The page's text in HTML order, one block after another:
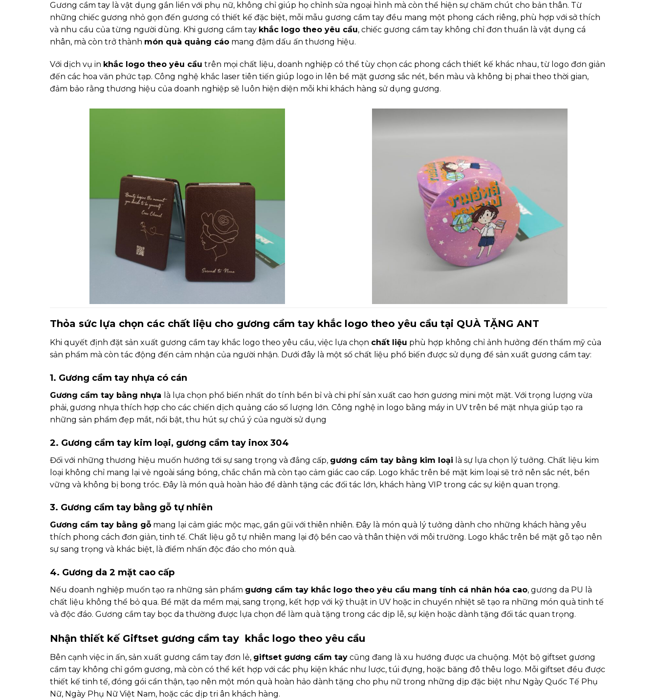
Gương cầm tay là vật dụng gắn liền với phụ nữ, không chỉ giúp họ chỉnh sửa ngoại hình mà còn thể hiện sự chăm chút cho bản thân. Từ
những chiếc gương nhỏ gọn đến gương có thiết kế đặc biệt, mỗi mẫu gương cầm tay đều mang một phong cách riêng, phù hợp với sở thích
và nhu cầu của từng người dùng. Khi gương cầm tay khắc logo theo yêu cầu, chiếc gương cầm tay không chỉ đơn thuần là vật dụng cá
nhân, mà còn trở thành món quà quảng cáo mang đậm dấu ấn thương hiệu.
Với dịch vụ in khắc logo theo yêu cầu trên mọi chất liệu, doanh nghiệp có thể tùy chọn các phong cách thiết kế khác nhau, từ logo đơn giản
đến các hoa văn phức tạp. Công nghệ khắc laser tiên tiến giúp logo in lên bề mặt gương sắc nét, bền màu và không bị phai theo thời gian,
đảm bảo rằng thương hiệu của doanh nghiệp sẽ luôn hiện diện mỗi khi khách hàng sử dụng gương.
Thỏa sức lựa chọn các chất liệu cho gương cầm tay khắc logo theo yêu cầu tại QUÀ TẶNG ANT
Khi quyết định đặt sản xuất gương cầm tay khắc logo theo yêu cầu, việc lựa chọn chất liệu phù hợp không chỉ ảnh hưởng đến thẩm mỹ của
sản phẩm mà còn tác động đến cảm nhận của người nhận. Dưới đây là một số chất liệu phổ biến được sử dụng để sản xuất gương cầm tay:
1. Gương cầm tay nhựa có cán
Gương cầm tay bằng nhựa là lựa chọn phổ biến nhất do tính bền bỉ và chi phí sản xuất cao hơn gương mini một mặt. Với trọng lượng vừa
phải, gương nhựa thích hợp cho các chiến dịch quảng cáo số lượng lớn. Công nghệ in logo bằng máy in UV trên bề mặt nhựa giúp tạo ra
những sản phẩm đẹp mắt, nổi bật, thu hút sự chú ý của người sử dụng
2. Gương cầm tay kim loại, gương cầm tay inox 304
Đối với những thương hiệu muốn hướng tới sự sang trọng và đẳng cấp, gương cầm tay bằng kim loại là sự lựa chọn lý tưởng. Chất liệu kim
loại không chỉ mang lại vẻ ngoài sáng bóng, chắc chắn mà còn tạo cảm giác cao cấp. Logo khắc trên bề mặt kim loại sẽ trở nên sắc nét, bền
vững và không bị bong tróc. Đây là món quà hoàn hảo để dành tặng các đối tác lớn, khách hàng VIP trong các sự kiện quan trọng.
3. Gương cầm tay bằng gỗ tự nhiên
Gương cầm tay bằng gỗ mang lại cảm giác mộc mạc, gần gũi với thiên nhiên. Đây là món quà lý tưởng dành cho những khách hàng yêu
thích phong cách đơn giản, tinh tế. Chất liệu gỗ tự nhiên mang lại độ bền cao và thân thiện với môi trường. Logo khắc trên bề mặt gỗ tạo nên
sự sang trọng và khác biệt, là điểm nhấn độc đáo cho món quà.
4. Gương da 2 mặt cao cấp
Nếu doanh nghiệp muốn tạo ra những sản phẩm gương cầm tay khắc logo theo yêu cầu mang tính cá nhân hóa cao, gương da PU là
chất liệu không thể bỏ qua. Bề mặt da mềm mại, sang trọng, kết hợp với kỹ thuật in UV hoặc in chuyển nhiệt sẽ tạo ra những món quà tinh tế
và độc đáo. Gương cầm tay bọc da thường được lựa chọn để làm quà tặng trong các dịp lễ, sự kiện hoặc dành tặng đối tác quan trọng.
Nhận thiết kế Giftset gương cầm tay khắc logo theo yêu cầu
Bên cạnh việc in ấn, sản xuất gương cầm tay đơn lẻ, giftset gương cầm tay cũng đang là xu hướng được ưa chuộng. Một bộ giftset gương
cầm tay không chỉ gồm gương, mà còn có thể kết hợp với các phụ kiện khác như lược, túi đựng, hoặc băng đô thêu logo. Mỗi giftset đều được
thiết kế tinh tế, đóng gói cẩn thận, tạo nên một món quà hoàn hảo dành tặng cho phụ nữ trong những dịp đặc biệt như Ngày Quốc Tế Phụ
Nữ, Ngày Phụ Nữ Việt Nam, hoặc các dịp tri ân khách hàng.